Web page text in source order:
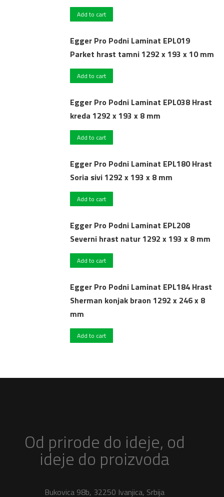
Add to cart
Egger Pro Podni Laminat EPL019
Parket hrast tamni 1292 x 193 x 10 mm
Add to cart
Egger Pro Podni Laminat EPL038 Hrast
kreda 1292 x 193 x 8 mm
Add to cart
Egger Pro Podni Laminat EPL180 Hrast
Soria sivi 1292 x 193 x 8 mm
Add to cart
Egger Pro Podni Laminat EPL208
Severni hrast natur 1292 x 193 x 8 mm
Add to cart
Egger Pro Podni Laminat EPL184 Hrast
Sherman konjak braon 1292 x 246 x 8
mm
Add to cart
Od prirode do ideje, od
ideje do proizvoda
Bukovica 98b, 32250 Ivanjica, Srbija